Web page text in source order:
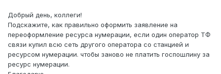
Добрый день, коллеги!
Подскажите, как правильно оформить заявление на
переоформление ресурса нумерации, если один оператор ТФ
связи купил всю сеть другого оператора со станцией и
ресурсом нумерации. чтобы заново не платить госпошлину за
ресурс нумерации.